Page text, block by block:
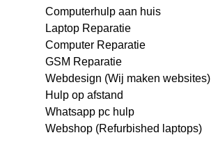
Computerhulp aan huis
Laptop Reparatie
Computer Reparatie
GSM Reparatie
Webdesign (Wij maken websites)
Hulp op afstand
Whatsapp pc hulp
Webshop (Refurbished laptops)